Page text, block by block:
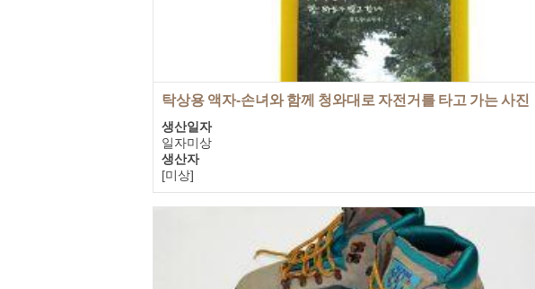
탁상용 액자-손녀와 함께 청와대로 자전거를 타고 가는 사진
생산일자
일자미상
생산자
[미상]
기증자
노무현을사랑하는사람들의모임